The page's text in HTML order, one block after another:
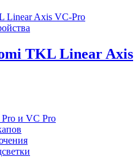
TKL Linear Axis
и VC Pro